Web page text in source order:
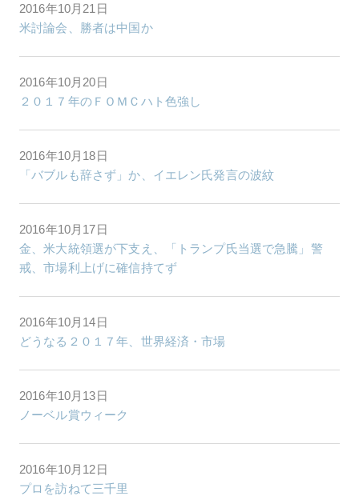
2016年10月21日
米討論会、勝者は中国か
2016年10月20日
２０１７年のＦＯＭＣハト色強し
2016年10月18日
「バブルも辞さず」か、イエレン氏発言の波紋
2016年10月17日
金、米大統領選が下支え、「トランプ氏当選で急騰」警
戒、市場利上げに確信持てず
2016年10月14日
どうなる２０１７年、世界経済・市場
2016年10月13日
ノーベル賞ウィーク
2016年10月12日
プロを訪ねて三千里